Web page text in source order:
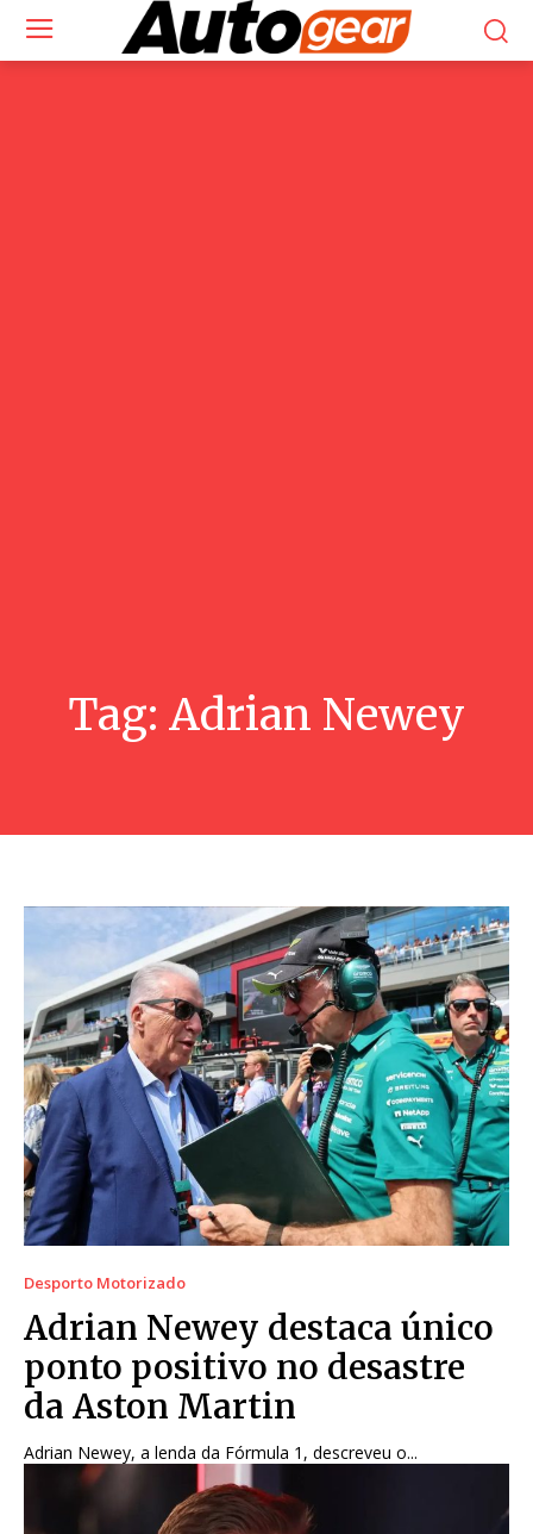
Tag: Adrian Newey
Desporto Motorizado
Adrian Newey destaca único
ponto positivo no desastre
da Aston Martin
Adrian Newey, a lenda da Fórmula 1, descreveu o...